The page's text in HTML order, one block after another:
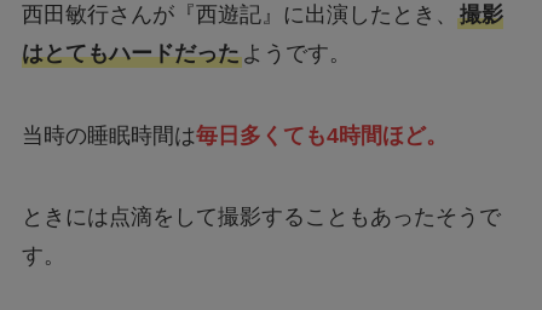
西田敏行さんが『西遊記』に出演したとき、 撮影
はとてもハードだったようです。
当時の睡眠時間は毎日多くても4時間ほど。
ときには点滴をして撮影することもあったそうで
す。